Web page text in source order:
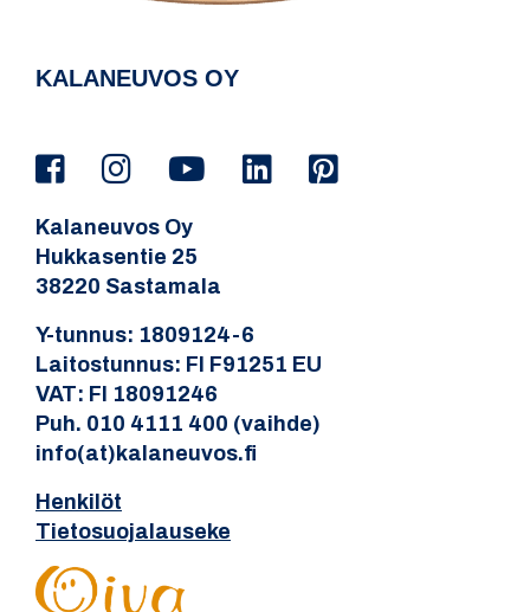
KALANEUVOS OY
Kalaneuvos Oy
Hukkasentie 25
38220 Sastamala
Y-tunnus: 1809124-6
Laitostunnus: FI F91251 EU
VAT: FI 18091246
Puh. 010 4111 400 (vaihde)
info(at)kalaneuvos.fi
Henkilöt
Tietosuojalauseke